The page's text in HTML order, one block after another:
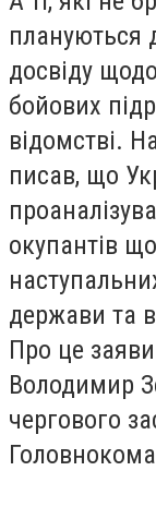
плануються
досвіду
бойових
відомстві.
писав, що
окупантів
держави та
Про це
Володимир
чергового